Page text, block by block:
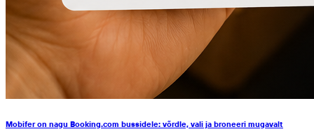
Mobifer on nagu Booking.com bussidele: võrdle, vali ja broneeri mugavalt